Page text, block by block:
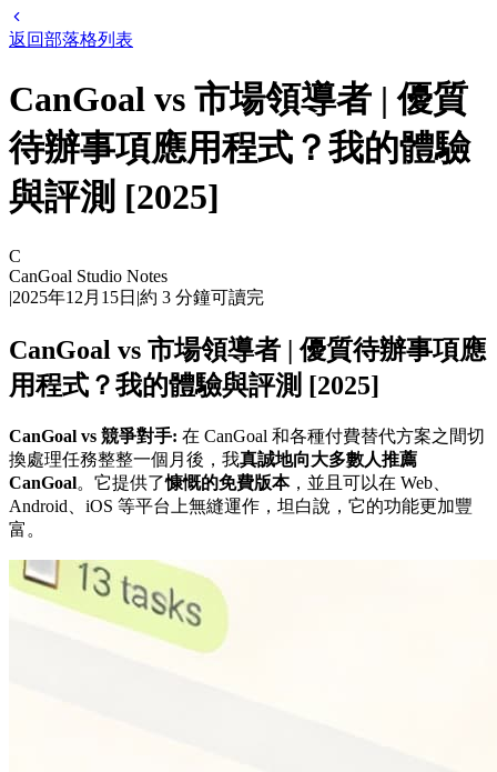
返回部落格列表
CanGoal vs 市場領導者 | 優質
待辦事項應用程式？我的體驗
與評測 [2025]
C
CanGoal Studio Notes
|2025年12月15日 |約 3 分鐘可讀完
CanGoal vs 市場領導者 | 優質待辦事項應
用程式？我的體驗與評測 [2025]
CanGoal vs 競爭對手: 在 CanGoal 和各種付費替代方案之間切
換處理任務整整一個月後，我真誠地向大多數人推薦
CanGoal。它提供了慷慨的免費版本，並且可以在 Web、
Android、iOS 等平台上無縫運作，坦白說，它的功能更加豐
富。